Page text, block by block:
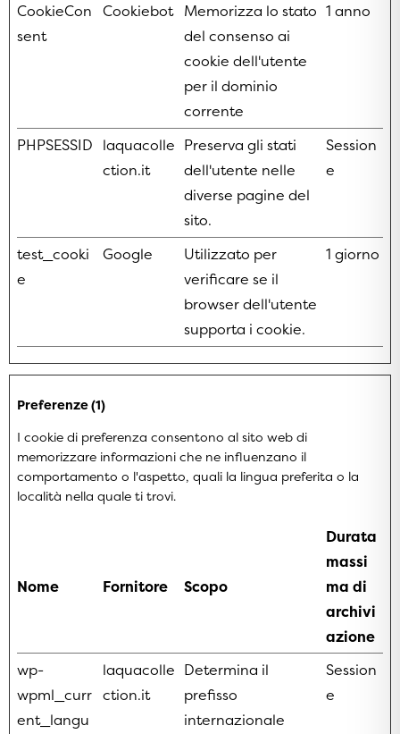
CookieCon
sent
Cookiebot Memorizza lo stato
del consenso ai
cookie dell'utente
per il dominio
corrente
1 anno
PHPSESSID laquacolle
ction.it
Preserva gli stati
dell'utente nelle
diverse pagine del
sito.
Session
e
test_cooki
e
Google
Utilizzato per
verificare se il
browser dell'utente
supporta i cookie.
1 giorno
Preferenze (1)
I cookie di preferenza consentono al sito web di
memorizzare informazioni che ne influenzano il
comportamento o l'aspetto, quali la lingua preferita o la
località nella quale ti trovi.
Nome Fornitore Scopo
Durata
massi
ma di
archivi
azione
wp-
wpml_curr
ent_langu
laquacolle
ction.it
Determina il
prefisso
internazionale
Session
e